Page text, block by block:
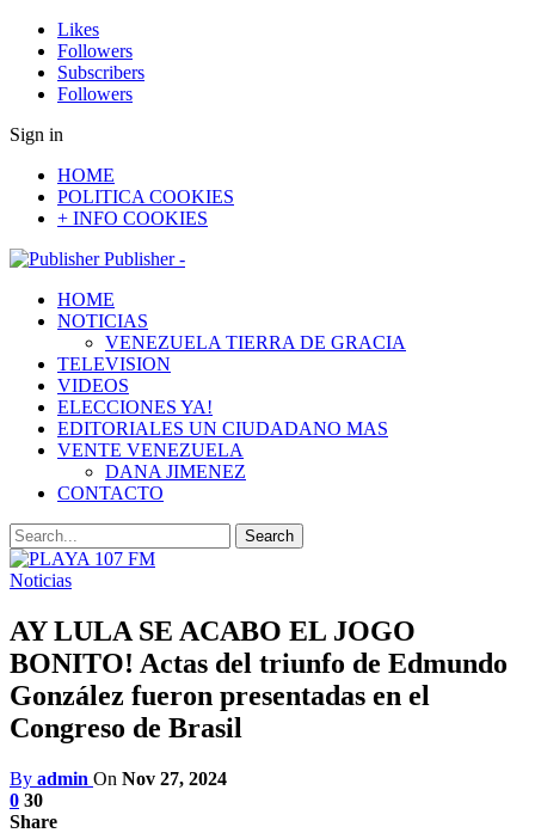
Likes
Followers
Subscribers
Followers
Sign in
HOME
POLITICA COOKIES
+ INFO COOKIES
Publisher -
HOME
NOTICIAS
VENEZUELA TIERRA DE GRACIA
TELEVISION
VIDEOS
ELECCIONES YA!
EDITORIALES UN CIUDADANO MAS
VENTE VENEZUELA
DANA JIMENEZ
CONTACTO
Noticias
AY LULA SE ACABO EL JOGO
BONITO! Actas del triunfo de Edmundo
González fueron presentadas en el
Congreso de Brasil
By admin On Nov 27, 2024
0 30
Share